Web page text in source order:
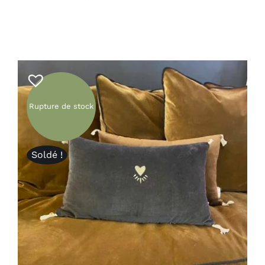
Mode
Prix canons
Gamme Made in France
Rupture de stock
Soldé !
DÉTAILS